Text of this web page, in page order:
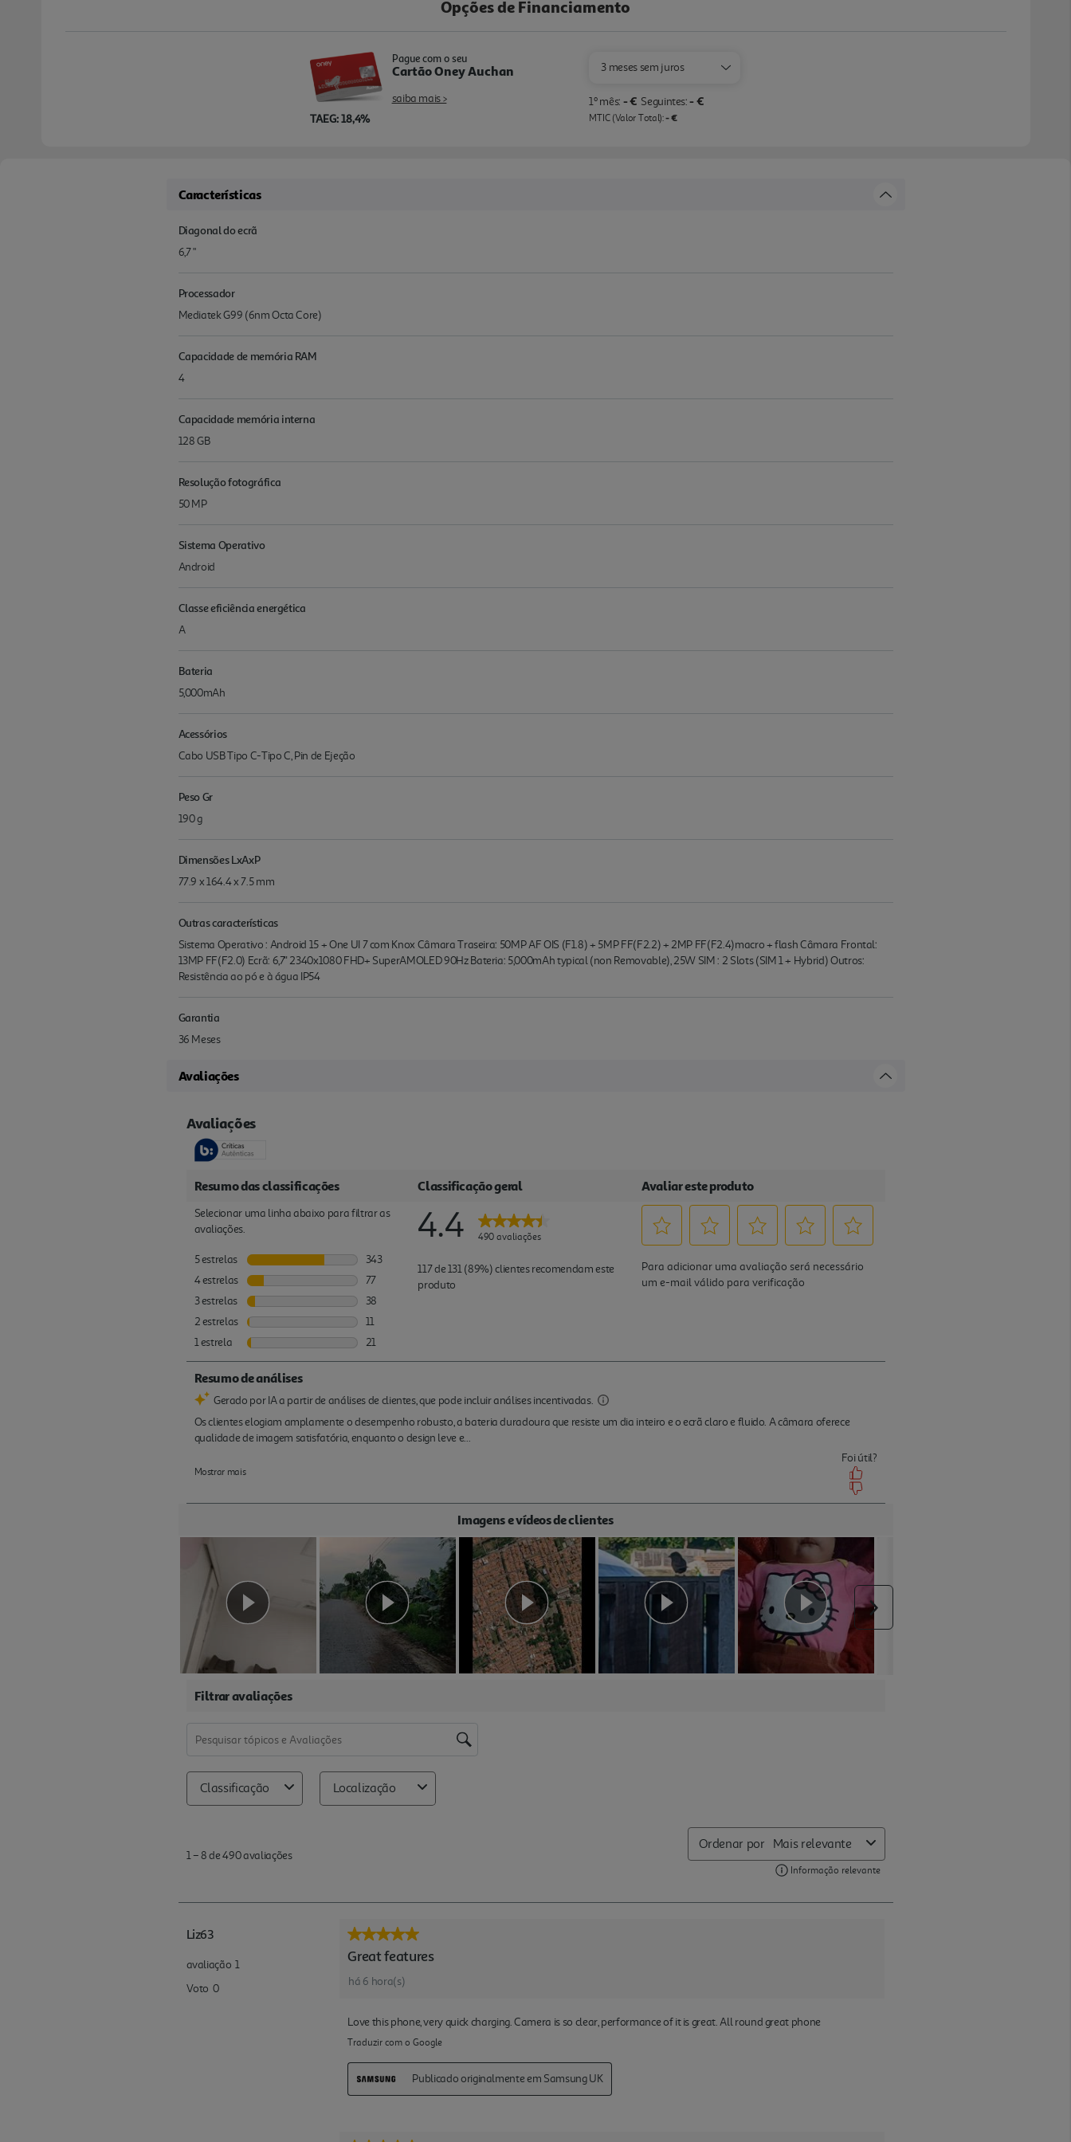
Opções de Financiamento
TAEG: 18,4%
Pague com o seu
Cartão Oney Auchan
saiba mais >
3 meses sem juros
1º mês: - € Seguintes: - €
MTIC (Valor Total):- €
Características
Diagonal do ecrã
6,7 "
Processador
Mediatek G99 (6nm Octa Core)
Capacidade de memória RAM
4
Capacidade memória interna
128 GB
Resolução fotográfica
50 MP
Sistema Operativo
Android
Classe eficiência energética
A
Bateria
5,000mAh
Acessórios
Cabo USB Tipo C-Tipo C, Pin de Ejeção
Peso Gr
190 g
Dimensões LxAxP
77.9 x 164.4 x 7.5 mm
Outras características
Sistema Operativo : Android 15 + One UI 7 com Knox Câmara Traseira: 50MP AF OIS (F1.8) + 5MP FF(F2.2) + 2MP FF(F2.4)macro + flash Câmara Frontal:
13MP FF(F2.0) Ecrã: 6,7'' 2340x1080 FHD+ SuperAMOLED 90Hz Bateria: 5,000mAh typical (non Removable), 25W SIM : 2 Slots (SIM 1 + Hybrid) Outros:
Resistência ao pó e à água IP54
Garantia
36 Meses
Avaliações